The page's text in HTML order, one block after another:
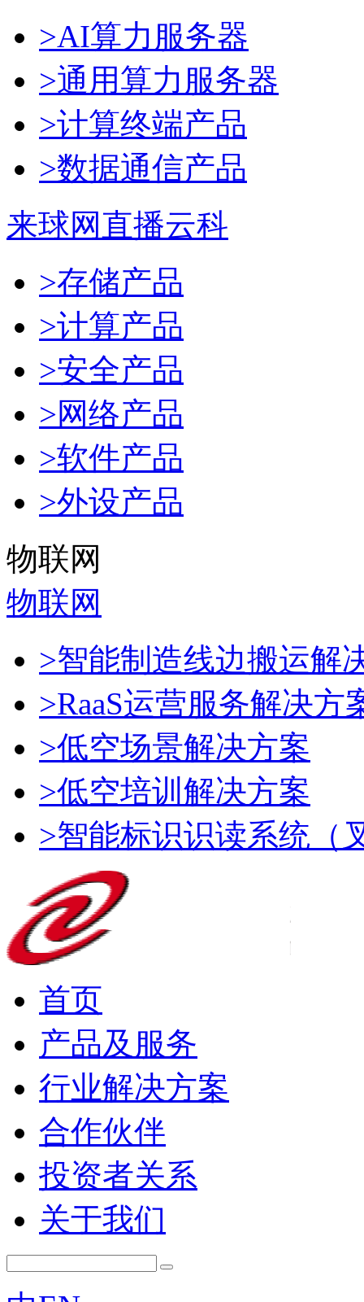
>AI算力服务器
>通用算力服务器
>计算终端产品
>数据通信产品
来球网直播云科
>存储产品
>计算产品
>安全产品
>网络产品
>软件产品
>外设产品
物联网
物联网
>智能制造线边搬运解
>RaaS运营服务解决方
>低空场景解决方案
>低空培训解决方案
>智能标识识读系统（
首页
产品及服务
行业解决方案
合作伙伴
投资者关系
关于我们